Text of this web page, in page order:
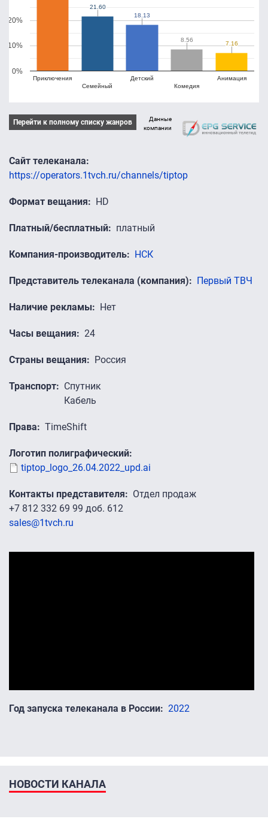
Приключения
Семейный
Детский
Комедия
Анимация
0%
10%
20%
21.60
21.60
18.13
18.13
8.56
8.56
7.16
7.16
Перейти к полному списку жанров
Данные
компании
Сайт телеканала
https://operators.1tvch.ru/channels/tiptop
Формат вещания HD
Платный/бесплатный платный
Компания-производитель НСК
Представитель телеканала (компания) Первый ТВЧ
Наличие рекламы Нет
Часы вещания 24
Страны вещания Россия
Транспорт
Спутник
Кабель
Права TimeShift
Логотип полиграфический
tiptop_logo_26.04.2022_upd.ai
Контакты представителя
Отдел продаж
+7 812 332 69 99 доб. 612
sales@1tvch.ru
Год запуска телеканала в России 2022
НОВОСТИ КАНАЛА